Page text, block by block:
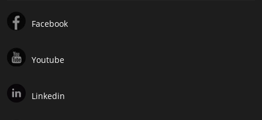
Facebook
Youtube
Linkedin